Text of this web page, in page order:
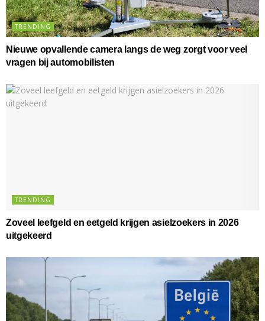
TRENDING
Nieuwe opvallende camera langs de weg zorgt voor veel
vragen bij automobilisten
TRENDING
Zoveel leefgeld en eetgeld krijgen asielzoekers in 2026
uitgekeerd